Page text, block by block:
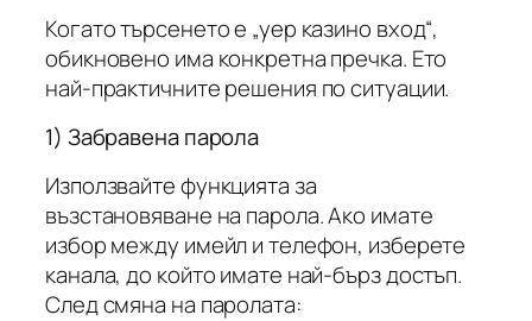
Когато търсенето е „yep казино вход“,
обикновено има конкретна пречка. Ето
най-практичните решения по ситуации.
1) Забравена парола
Използвайте функцията за
възстановяване на парола. Ако имате
избор между имейл и телефон, изберете
канала, до който имате най-бърз достъп.
След смяна на паролата: